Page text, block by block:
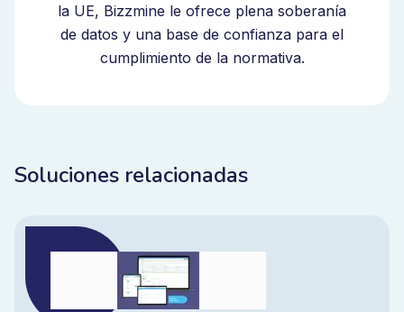
la UE, Bizzmine le ofrece plena soberanía
de datos y una base de confianza para el
cumplimiento de la normativa.
Soluciones relacionadas